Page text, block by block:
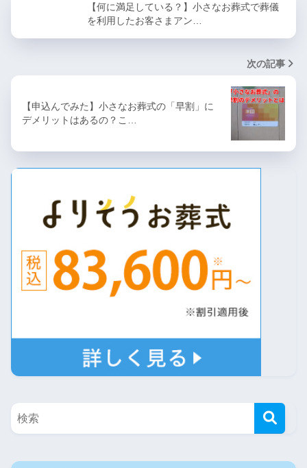
【何に満足している？】小さなお葬式で葬儀
を利用したお客さまアン…
次の記事
【申込んでみた】小さなお葬式の「早割」に
デメリットはあるの？こ…